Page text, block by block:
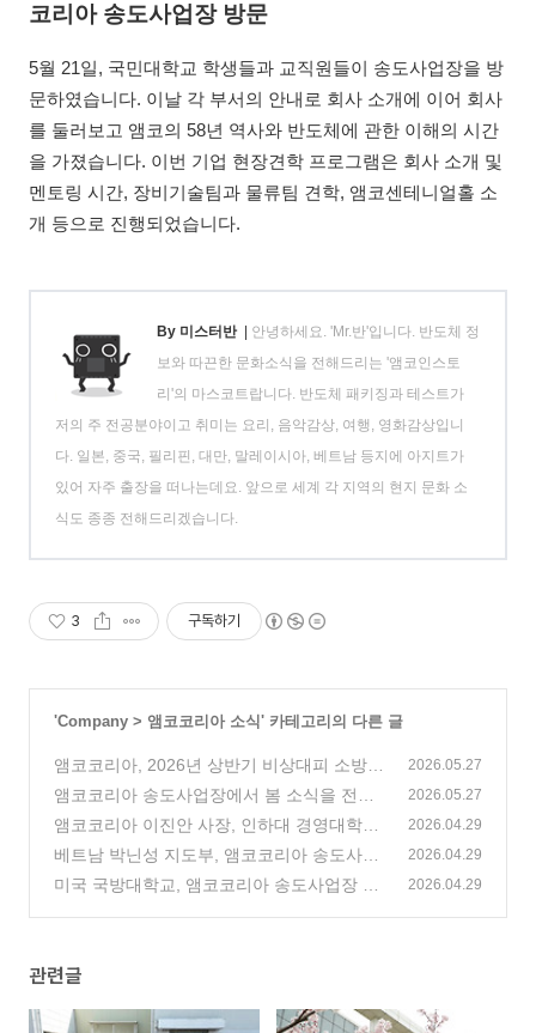
코리아 송도사업장 방문
5월 21일, 국민대학교 학생들과 교직원들이 송도사업장을 방
문하였습니다. 이날 각 부서의 안내로 회사 소개에 이어 회사
를 둘러보고 앰코의 58년 역사와 반도체에 관한 이해의 시간
을 가졌습니다. 이번 기업 현장견학 프로그램은 회사 소개 및
멘토링 시간, 장비기술팀과 물류팀 견학, 앰코센테니얼홀 소
개 등으로 진행되었습니다.
By 미스터반 | 안녕하세요. 'Mr.반'입니다. 반도체 정
보와 따끈한 문화소식을 전해드리는 '앰코인스토
리'의 마스코트랍니다. 반도체 패키징과 테스트가
저의 주 전공분야이고 취미는 요리, 음악감상, 여행, 영화감상입니
다. 일본, 중국, 필리핀, 대만, 말레이시아, 베트남 등지에 아지트가
있어 자주 출장을 떠나는데요. 앞으로 세계 각 지역의 현지 문화 소
식도 종종 전해드리겠습니다.
3 구독하기
'Company > 앰코코리아 소식' 카테고리의 다른 글
앰코코리아, 2026년 상반기 비상대피 소방훈
련 실시
(2)
2026.05.27
앰코코리아 송도사업장에서 봄 소식을 전합
니다!
(1)
2026.05.27
앰코코리아 이진안 사장, 인하대 경영대학원
특강 진행
(0)
2026.04.29
베트남 박닌성 지도부, 앰코코리아 송도사업
장 방문
(0)
2026.04.29
미국 국방대학교, 앰코코리아 송도사업장 방
2026.04.29
관련글